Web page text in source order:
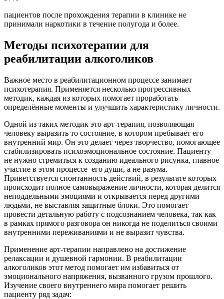
пациентов после прохождения терапии в клинике не
принимали наркотики в течение полугода и более.
Методы психотерапии для
реабилитации алкоголиков
Важное место в реабилитационном процессе занимает
психотерапия. Применяется несколько прогрессивных
методик, каждая из которых помогает проработать
определённые моменты и улучшить характеристику личности.
Одной из таких методик это арт-терапия, позволяющая
человеку выразить то состояние, в котором пребывает его
внутренний мир. Он это делает через творчество, помогающее
стабилизировать психоэмоциональное состояние. Пациенту
не нужно стремиться к созданию идеального рисунка, главное
участие в этом процессе его души, а не разума.
Приветствуется спонтанность действий, в результате которых
происходит полное самовыражение личности, которая делится
неподдельными эмоциями и открывается перед другими
людьми, не выставляя защитные блоки. Это помогает
провести детальную работу с подсознанием человека, так как
в рамках прямого разговора он никогда не поделиться своими
внутренними переживаниями и не выразит чувства.
Применение арт-терапии направлено на достижение
релаксации и душевной гармонии. В реабилитации
алкоголиков этот метод помогает им избавиться от
эмоционального напряжения, вызванного грузом прошлого.
Изучение своего внутреннего мира помогает решить
пациенту ряд задач: